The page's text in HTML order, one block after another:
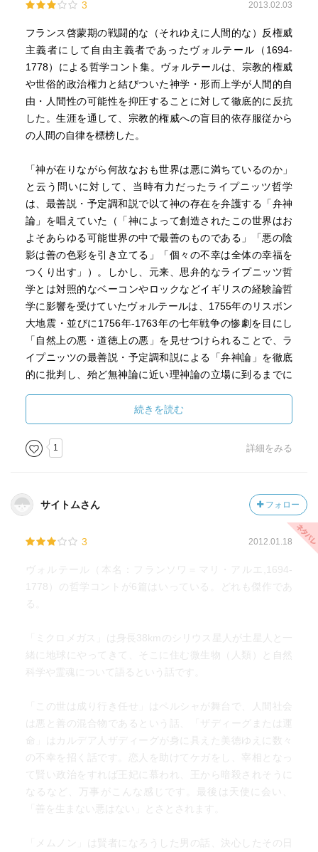
3 2013.02.03
フランス啓蒙期の戦闘的な（それゆえに人間的な）反権威
主義者にして自由主義者であったヴォルテール（1694-
1778）による哲学コント集。ヴォルテールは、宗教的権威
や世俗的政治権力と結びついた神学・形而上学が人間的自
由・人間性の可能性を抑圧することに対して徹底的に反抗
した。生涯を通して、宗教的権威への盲目的依存服従から
の人間の自律を標榜した。
「神が在りながら何故なおも世界は悪に満ちているのか」
と云う問いに対して、当時有力だったライプニッツ哲学
は、最善説・予定調和説で以て神の存在を弁護する「弁神
論」を唱えていた（「神によって創造されたこの世界はお
よそあらゆる可能世界の中で最善のものである」「悪の陰
影は善の色彩を引き立てる」「個々の不幸は全体の幸福を
つくり出す」）。しかし、元来、思弁的なライプニッツ哲
学とは対照的なベーコンやロックなどイギリスの経験論哲
学に影響を受けていたヴォルテールは、1755年のリスボン
大地震・並びに1756年-1763年の七年戦争の惨劇を目にし
「自然上の悪・道徳上の悪」を見せつけられることで、ラ
イプニッツの最善説・予定調和説による「弁神論」を徹底
的に批判し、殆ど無神論に近い理神論の立場に到るまでに
「カンディードまたは最善説」（1759）である。
戦争の惨劇や人間の悪徳を前に「全ては善である」と嘯く
パングロス、そのパングロスによって戯画化されたライプ
すれば、その欺瞞性に於いて、「市場こそが万能である」
と喧伝して現代の非人間的なグローバル経済体制を正当化
する市場原理主義・新自由主義、ひいてはそれを裏打ちす
る即物主義と同様に映ったのかもしれない。
続きを読む
1 詳細をみる
サイトムさん フォロー
3 2012.01.18
ヴォルテール（本名：フランソワ＝マリ・アルエ,1694-
1778）の哲学コントが6篇はいっている。どれも傑作であ
る。
「ミクロメガス」は身長38kmのシリウス星人が土星人と一
緒に地球にやってきて、そこに住む微生物（人類）と自然
科学や霊魂について語るという話です。
「この世は成り行き任せ」はペルシャが舞台で、人間社会
は悪と善の混合物であるという話、「ザディーグまたは運
命」はカルデア人ザディーグが身に具えた美徳ゆえに数々
の不幸を招く話です。恋人を助けてケガをし、宰相となっ
て賢い政治をすれば王妃に慕われ、王から暗殺されそうに
なるなど、万事がこんな感じです。最後は天使に会い、
「善を生まない悪はない」とさとされます。
「メムノン」は賢者になろうした男の話、決心したその日